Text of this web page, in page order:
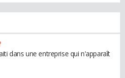
dans une entreprise qui n'apparaît